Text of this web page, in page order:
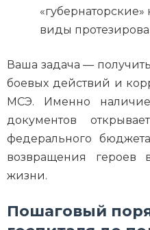
виды
Ваша задача —
боевых действий и
МСЭ. Именно наличие
документов
федерального
возвращения
жизни.
Пошаговый